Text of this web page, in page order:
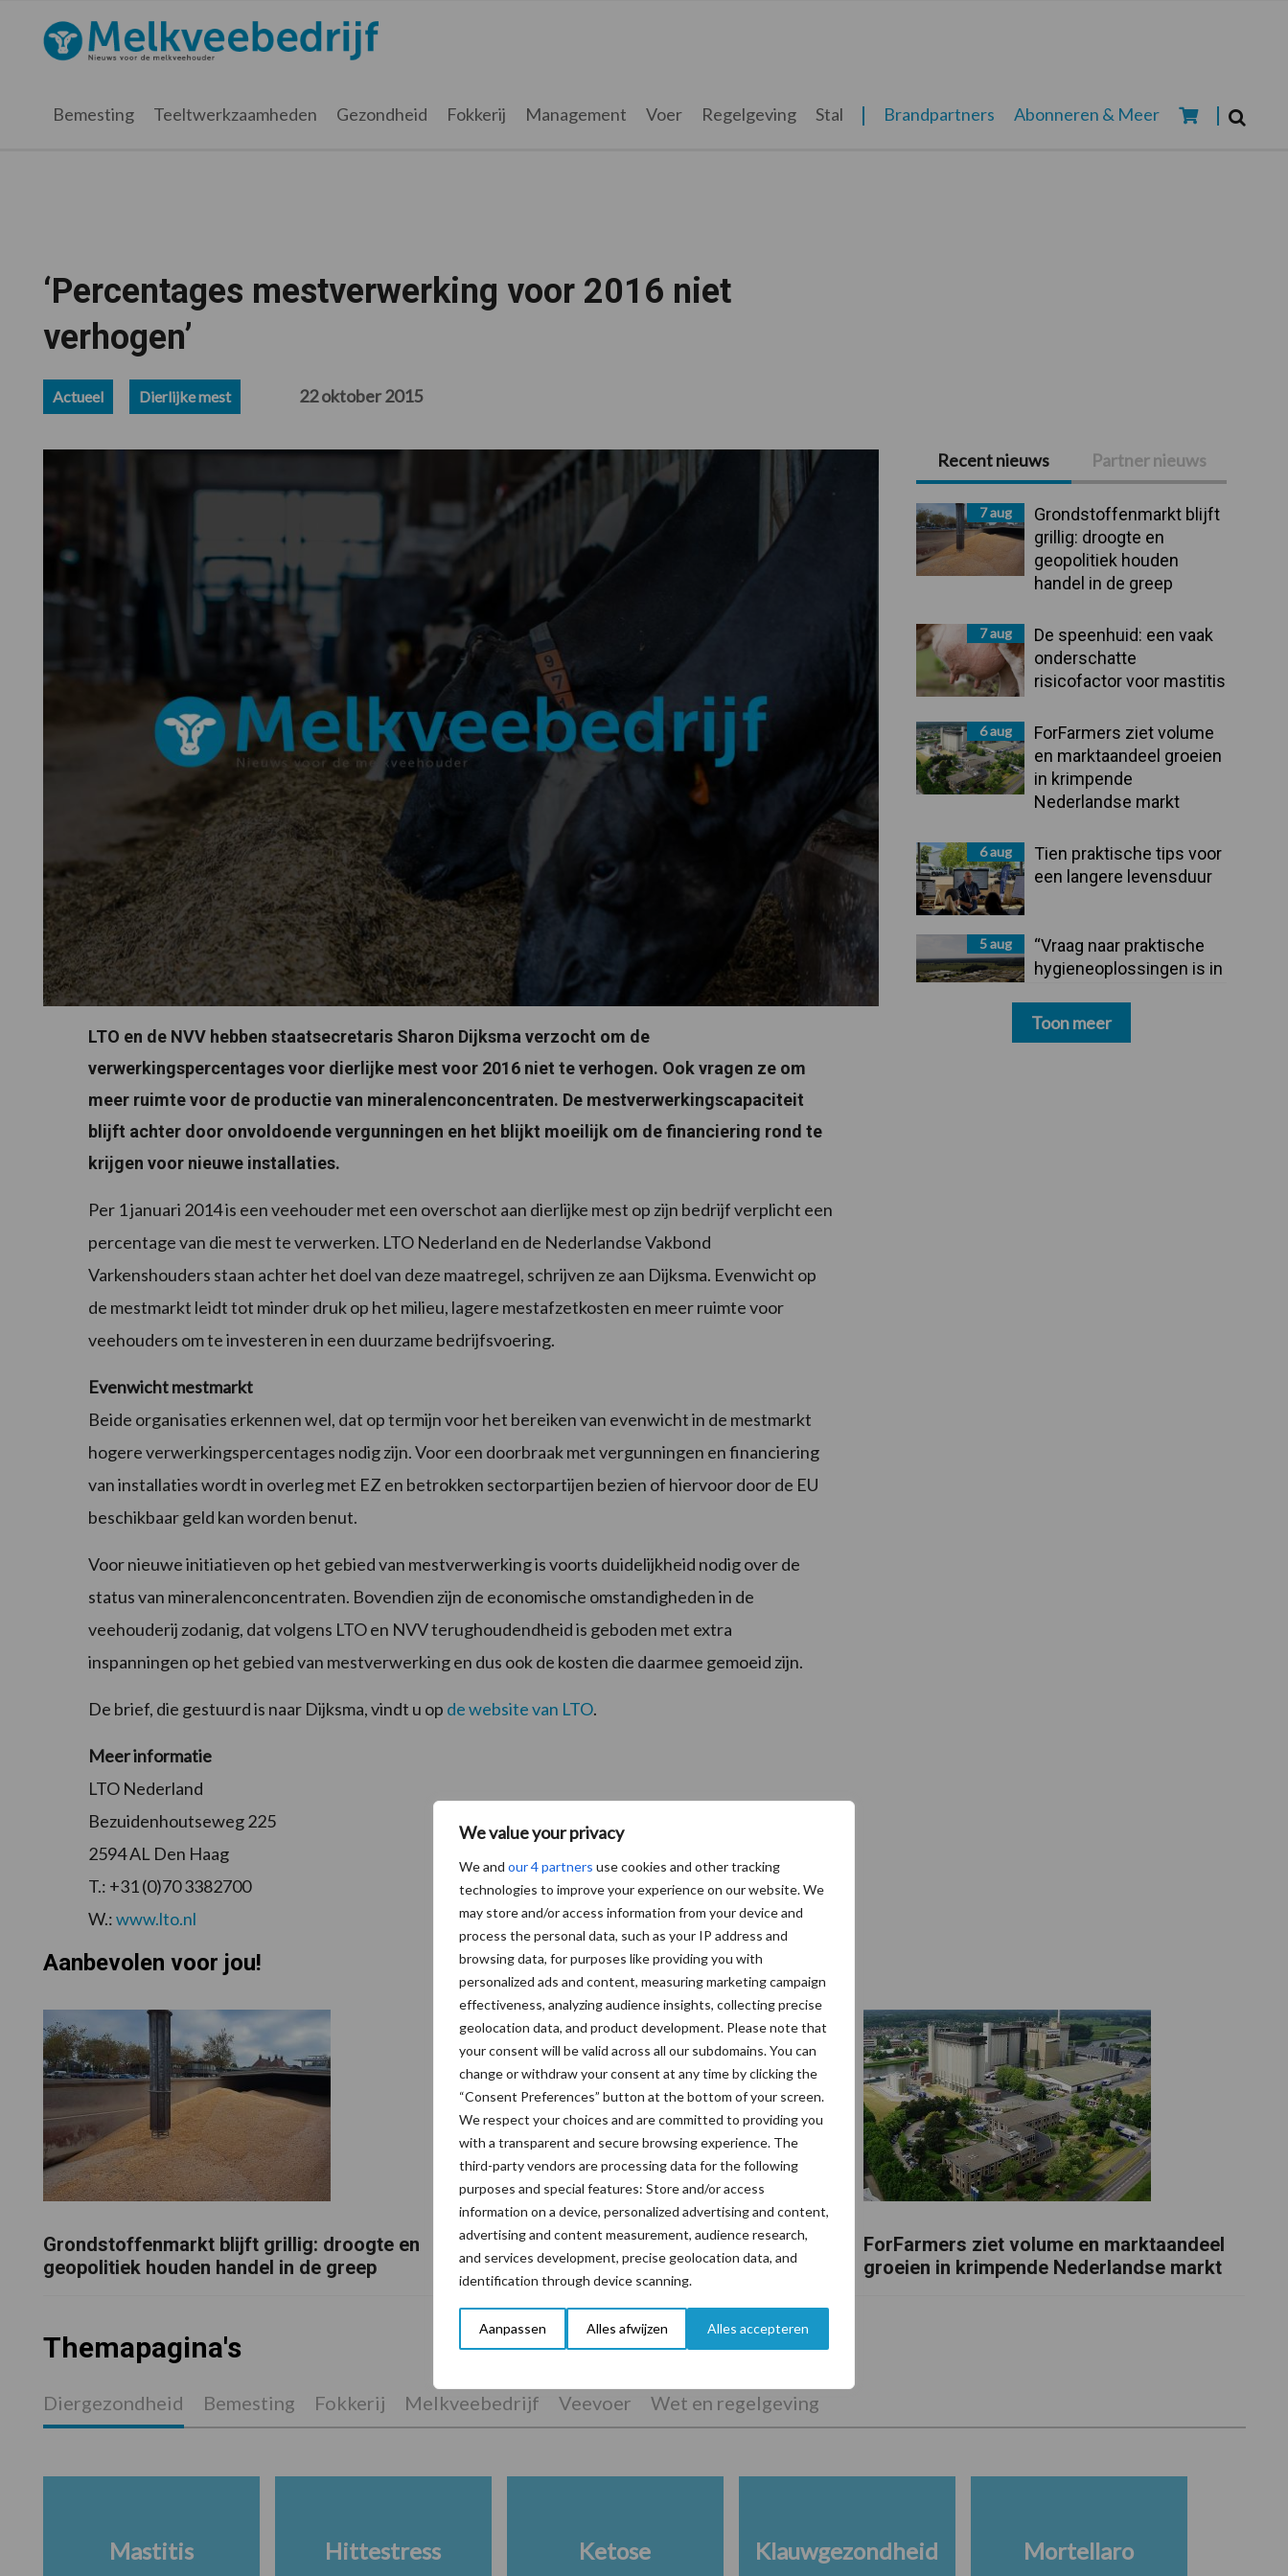
We value your privacy
We and our 4 partners use cookies and other tracking
technologies to improve your experience on our website. We
may store and/or access information from your device and
process the personal data, such as your IP address and
browsing data, for purposes like providing you with
personalized ads and content, measuring marketing campaign
effectiveness, analyzing audience insights, collecting precise
geolocation data, and product development. Please note that
your consent will be valid across all our subdomains. You can
change or withdraw your consent at any time by clicking the
“Consent Preferences” button at the bottom of your screen.
We respect your choices and are committed to providing you
with a transparent and secure browsing experience. The
third-party vendors are processing data for the following
purposes and special features: Store and/or access
information on a device, personalized advertising and content,
advertising and content measurement, audience research,
and services development, precise geolocation data, and
identification through device scanning.
Aanpassen Alles afwijzen Alles accepteren
hoofdnavigatie
hoofd
eerste
voettekst
Melkveebedrijf.nl
Bemesting Teeltwerkzaamheden Gezondheid Fokkerij Management Voer Regelgeving Stal Brandpartners Abonneren & Meer
‘Percentages mestverwerking voor 2016 niet
verhogen’
Actueel Dierlijke mest 22 oktober 2015
LTO en de NVV hebben staatsecretaris Sharon Dijksma verzocht om de
verwerkingspercentages voor dierlijke mest voor 2016 niet te verhogen. Ook vragen ze om
meer ruimte voor de productie van mineralenconcentraten. De mestverwerkingscapaciteit
blijft achter door onvoldoende vergunningen en het blijkt moeilijk om de financiering rond te
krijgen voor nieuwe installaties.
Per 1 januari 2014 is een veehouder met een overschot aan dierlijke mest op zijn bedrijf verplicht een
percentage van die mest te verwerken. LTO Nederland en de Nederlandse Vakbond
Varkenshouders staan achter het doel van deze maatregel, schrijven ze aan Dijksma. Evenwicht op
de mestmarkt leidt tot minder druk op het milieu, lagere mestafzetkosten en meer ruimte voor
veehouders om te investeren in een duurzame bedrijfsvoering.
Evenwicht mestmarkt
Beide organisaties erkennen wel, dat op termijn voor het bereiken van evenwicht in de mestmarkt
hogere verwerkingspercentages nodig zijn. Voor een doorbraak met vergunningen en financiering
van installaties wordt in overleg met EZ en betrokken sectorpartijen bezien of hiervoor door de EU
beschikbaar geld kan worden benut.
Voor nieuwe initiatieven op het gebied van mestverwerking is voorts duidelijkheid nodig over de
status van mineralenconcentraten. Bovendien zijn de economische omstandigheden in de
veehouderij zodanig, dat volgens LTO en NVV terughoudendheid is geboden met extra
inspanningen op het gebied van mestverwerking en dus ook de kosten die daarmee gemoeid zijn.
De brief, die gestuurd is naar Dijksma, vindt u op de website van LTO.
Meer informatie
LTO Nederland
Bezuidenhoutseweg 225
2594 AL Den Haag
T.: +31 (0)70 3382700
W.:www.lto.nl
Primaire
Sidebar
Recent nieuws Partner nieuws
7 aug
Grondstoffenmarkt blijft
grillig: droogte en
geopolitiek houden
handel in de greep
7 aug
De speenhuid: een vaak
onderschatte
risicofactor voor mastitis
6 aug
ForFarmers ziet volume
en marktaandeel groeien
in krimpende
Nederlandse markt
6 aug
Tien praktische tips voor
een langere levensduur
5 aug
“Vraag naar praktische
hygieneoplossingen is in
Toon meer
Aanbevolen voor jou!
Grondstoffenmarkt blijft grillig: droogte en
geopolitiek houden handel in de greep
De speenhuid: een vaak onderschatte
risicofactor voor mastitis
ForFarmers ziet volume en marktaandeel
groeien in krimpende Nederlandse markt
Themapagina's
Diergezondheid Bemesting Fokkerij Melkveebedrijf Veevoer Wet en regelgeving
Mastitis Hittestress Ketose Klauwgezondheid Mortellaro